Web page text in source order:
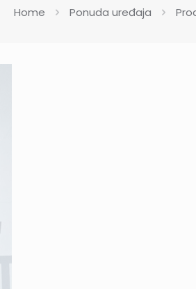
Home Ponuda uređaja